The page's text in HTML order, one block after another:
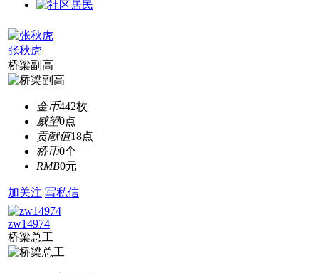
张秋虎
桥梁副高
金币442枚
威望0点
贡献值18点
桥币0个
RMB0元
加关注 写私信
zw14974
桥梁总工